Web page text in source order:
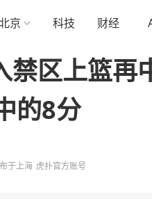
京 科技 财经
禁区上篮再
的8分
于上海 虎扑官方账号